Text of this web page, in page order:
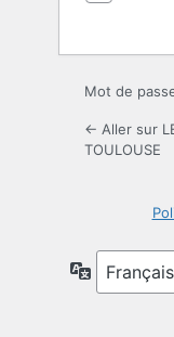
Mot de
← Aller sur
TOULOUSE
Langue